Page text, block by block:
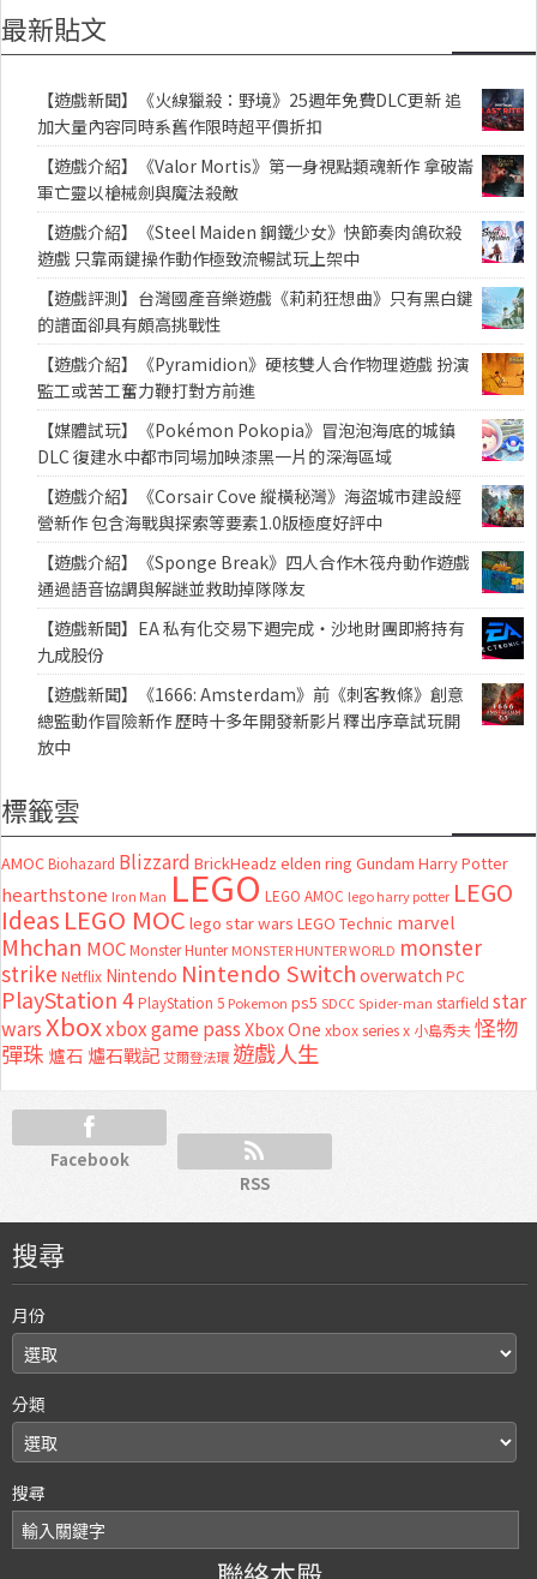
最新貼文
【遊戲新聞】《火線獵殺：野境》25週年免費DLC更新 追
加大量內容同時系舊作限時超平價折扣
【遊戲介紹】《Valor Mortis》第一身視點類魂新作 拿破崙
軍亡靈以槍械劍與魔法殺敵
【遊戲介紹】《Steel Maiden 鋼鐵少女》快節奏肉鴿砍殺
遊戲 只靠兩鍵操作動作極致流暢試玩上架中
【遊戲評測】台灣國產音樂遊戲《莉莉狂想曲》只有黑白鍵
的譜面卻具有頗高挑戰性
【遊戲介紹】《Pyramidion》硬核雙人合作物理遊戲 扮演
監工或苦工奮力鞭打對方前進
【媒體試玩】《Pokémon Pokopia》冒泡泡海底的城鎮
DLC 復建水中都市同場加映漆黑一片的深海區域
【遊戲介紹】《Corsair Cove 縱橫秘灣》海盜城市建設經
營新作 包含海戰與探索等要素1.0版極度好評中
【遊戲介紹】《Sponge Break》四人合作木筏舟動作遊戲
通過語音協調與解謎並救助掉隊隊友
【遊戲新聞】EA 私有化交易下週完成・沙地財團即將持有
九成股份
【遊戲新聞】《1666: Amsterdam》前《刺客教條》創意
總監動作冒險新作 歷時十多年開發新影片釋出序章試玩開
放中
標籤雲
AMOC Biohazard Blizzard BrickHeadz elden ring Gundam Harry Potter
hearthstone Iron Man LEGO LEGO AMOC lego harry potter LEGO
Ideas LEGO MOC lego star wars LEGO Technic marvel
Mhchan MOC Monster Hunter MONSTER HUNTER WORLD monster
strike Netflix Nintendo Nintendo Switch overwatch PC
PlayStation 4 PlayStation 5 Pokemon ps5 SDCC Spider-man starfield star
warsXboxxbox game passXbox One xbox series x 小島秀夫怪物
彈珠 爐石 爐石戰記艾爾登法環 遊戲人生
Facebook
RSS
搜尋
月份
分類
搜尋